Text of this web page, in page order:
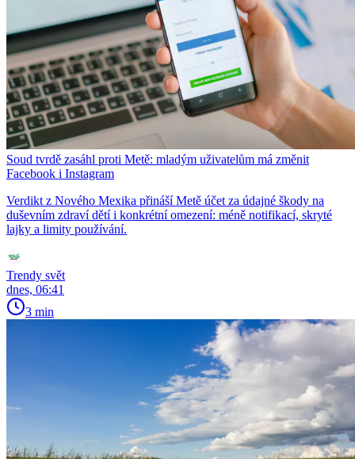
Soud tvrdě zasáhl proti Metě: mladým uživatelům má změnit
Facebook i Instagram
Verdikt z Nového Mexika přináší Metě účet za údajné škody na
duševním zdraví dětí i konkrétní omezení: méně notifikací, skryté
lajky a limity používání.
Trendy svět
dnes, 06:41
3 min